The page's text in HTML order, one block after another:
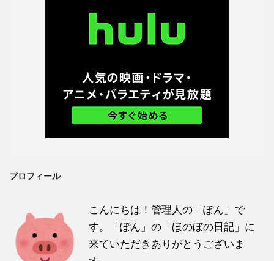
プロフィール
こんにちは！管理人の「ぽん」で
す。「ぽん」の「ほのぼの日記」に
来ていただきありがとうございま